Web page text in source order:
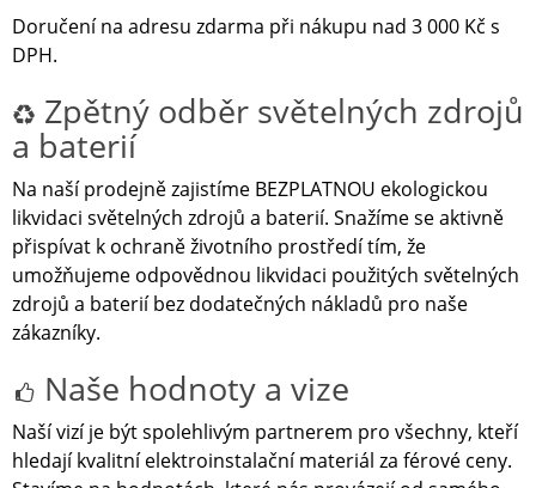
Doručení na adresu zdarma při nákupu nad 3 000 Kč s
DPH.
Zpětný odběr světelných zdrojů
a baterií
Na naší prodejně zajistíme BEZPLATNOU ekologickou
likvidaci světelných zdrojů a baterií. Snažíme se aktivně
přispívat k ochraně životního prostředí tím, že
umožňujeme odpovědnou likvidaci použitých světelných
zdrojů a baterií bez dodatečných nákladů pro naše
zákazníky.
Naše hodnoty a vize
Naší vizí je být spolehlivým partnerem pro všechny, kteří
hledají kvalitní elektroinstalační materiál za férové ceny.